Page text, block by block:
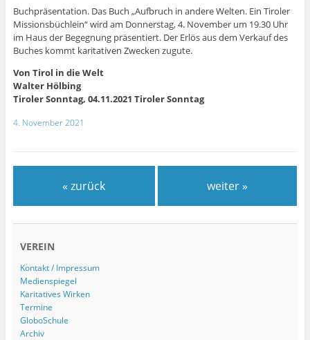
Buchpräsentation. Das Buch „Aufbruch in andere Welten. Ein Tiroler
Missionsbüchlein“ wird am Donnerstag, 4. November um 19.30 Uhr
im Haus der Begegnung präsentiert. Der Erlös aus dem Verkauf des
Buches kommt karitativen Zwecken zugute.
Von Tirol in die Welt
Walter Hölbing
Tiroler Sonntag, 04.11.2021 Tiroler Sonntag
4. November 2021
« zurück weiter »
VEREIN
Kontakt / Impressum
Medienspiegel
Karitatives Wirken
Termine
GloboSchule
Archiv